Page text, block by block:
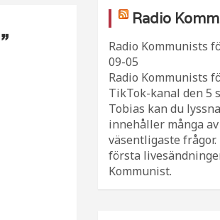
”
Radio
Radio Kommunists
09-05
Radio Kommunists
TikTok-kanal den 5
Tobias kan du
innehåller många
väsentligaste
första
Kommunist.